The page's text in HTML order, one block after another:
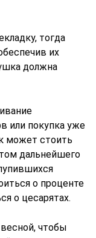
тогда
их
должна
или покупка уже
может стоить
дальнейшего
о проценте
о цесарятах.
чтобы